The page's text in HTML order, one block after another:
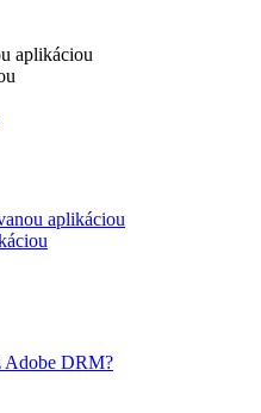
aplikáciou
aplikáciou
Adobe DRM?